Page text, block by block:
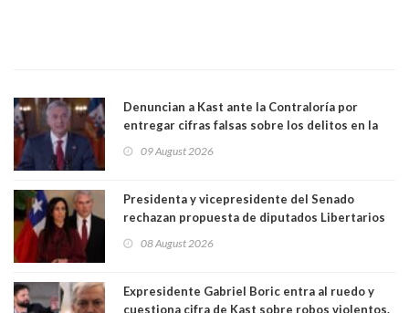
Denuncian a Kast ante la Contraloría por
entregar cifras falsas sobre los delitos en la
09 August 2026
Presidenta y vicepresidente del Senado
rechazan propuesta de diputados Libertarios
"Constituye un camino equivocado"
08 August 2026
Expresidente Gabriel Boric entra al ruedo y
cuestiona cifra de Kast sobre robos violentos.